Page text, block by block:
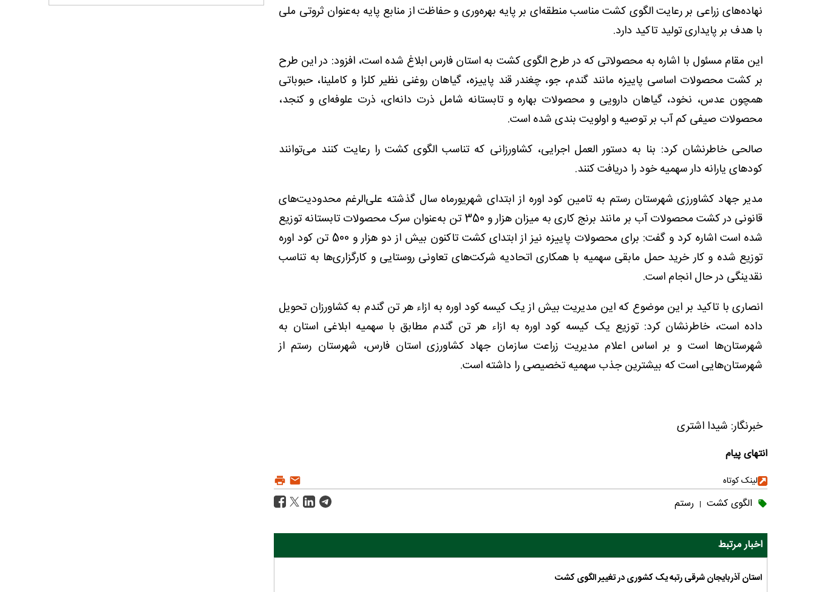
نهاده‌های زراعی بر رعایت الگوی کشت مناسب منطقه‌ای بر پایه بهره‌وری و حفاظت از منابع پایه به‌عنوان ثروتی ملی
با هدف بر پایداری تولید تاکید دارد.
این مقام مسئول با اشاره به محصولاتی که در طرح الگوی کشت به استان فارس ابلاغ شده است، افزود: در این طرح
بر کشت محصولات اساسی پاییزه مانند گندم، جو، چغندر قند پاییزه، گیاهان روغنی نظیر کلزا و کاملینا، حبوباتی
همچون عدس، نخود، گیاهان دارویی و محصولات بهاره و تابستانه شامل ذرت دانه‌ای، ذرت علوفه‌ای و کنجد،
محصولات صیفی کم آب بر توصیه و اولویت بندی شده است.
صالحی خاطرنشان کرد: بنا به دستور العمل اجرایی، کشاورزانی که تناسب الگوی کشت را رعایت کنند می‌توانند
کودهای یارانه دار سهمیه خود را دریافت کنند.
مدیر جهاد کشاورزی شهرستان رستم به تامین کود اوره از ابتدای شهریورماه سال گذشته علی‌الرغم محدودیت‌های
قانونی در کشت محصولات آب بر مانند برنج کاری به میزان هزار و 350 تن به‌عنوان سرک محصولات تابستانه توزیع
شده است اشاره کرد و گفت: برای محصولات پاییزه نیز از ابتدای کشت تاکنون بیش از دو هزار و 500 تن کود اوره
توزیع شده و کار خرید حمل مابقی سهمیه با همکاری اتحادیه شرکت‌های تعاونی روستایی و کارگزاری‌ها به تناسب
نقدینگی در حال انجام است.
انصاری با تاکید بر این موضوع که این مدیریت بیش از یک کیسه کود اوره به ازاء هر تن گندم به کشاورزان تحویل
داده است، خاطرنشان کرد: توزیع یک کیسه کود اوره به ازاء هر تن گندم مطابق با سهمیه ابلاغی استان به
شهرستان‌ها است و بر اساس اعلام مدیریت زراعت سازمان جهاد کشاورزی استان فارس، شهرستان رستم از
شهرستان‌هایی است که بیشترین جذب سهمیه تخصیصی را داشته است.
خبرنگار: شیدا اشتری
انتهای پیام
لینک کوتاه
الگوی کشت | رستم
اخبار مرتبط
استان آذربایجان شرقی رتبه یک کشوری در تغییر الگوی کشت